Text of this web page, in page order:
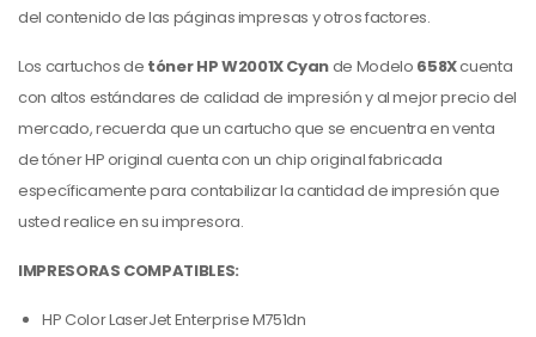
del contenido de las páginas impresas y otros factores.
Los cartuchos de tóner HP W2001X Cyande Modelo 658Xcuenta
con altos estándares de calidad de impresión y al mejor precio del
mercado, recuerda que un cartucho que se encuentra en venta
de tóner HP original cuenta con un chip original fabricada
específicamente para contabilizar la cantidad de impresión que
usted realice en su impresora.
IMPRESORAS COMPATIBLES:
HP Color LaserJet Enterprise M751dn